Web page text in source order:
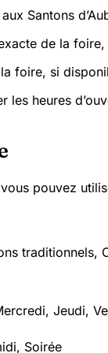
Santons
de la
foire, si
les heures
pouvez
traditionnels,
Jeudi,
Soirée